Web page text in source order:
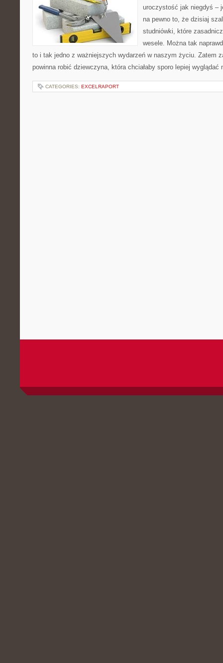
uroczystość jak niegdyś –
na pewno to, że dzisiaj
studniówki, które
wesele. Można tak
to i tak jedno z ważniejszych wydarzeń w naszym życiu. Zatem
powinna robić dziewczyna, która chciałaby sporo lepiej wyglądać
CATEGORIES: EXCELRAPORT